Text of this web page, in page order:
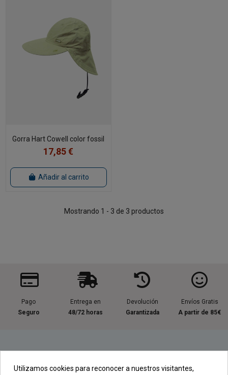
Gorra Hart Cowell color fossil
17,85 €
Añadir al carrito
Mostrando 1 - 3 de 3 productos
Pago
Seguro
Entrega en
48/72 horas
Devolución
Garantizada
Envíos Gratis
A partir de 85€
Utilizamos cookies para reconocer a nuestros visitantes,